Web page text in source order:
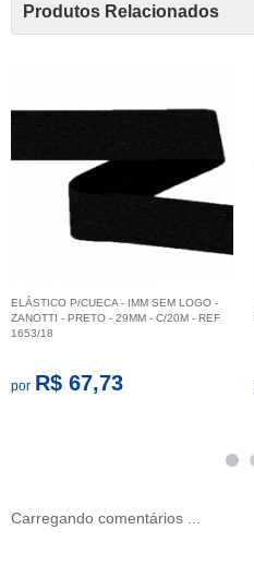
Produtos Relacionados
ELÁSTICO P/CUECA - IMM SEM LOGO -
ZANOTTI - PRETO - 29MM - C/20M - REF
1653/18
por R$ 67,73
Carregando comentários ...